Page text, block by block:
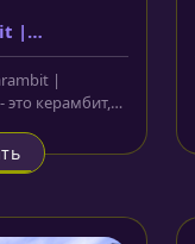
|
|
это керамбит,